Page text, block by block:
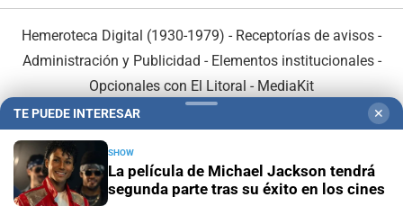
Hemeroteca Digital (1930-1979) - Receptorías de avisos -
Administración y Publicidad - Elementos institucionales-
Opcionales con El Litoral - MediaKit
TE PUEDE INTERESAR ✕
SHOW
La película de Michael Jackson tendrá
segunda parte tras su éxito en los cines